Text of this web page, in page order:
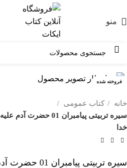
منو
فروخته شده
خانه
کتاب عمومی
سیره تربیتی
خدا
سیره تربیتی